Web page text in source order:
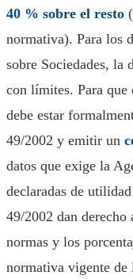
40 % sobre el resto
normativa). Para los
sobre Sociedades, la
con límites. Para que
debe estar
49/2002 y emitir un
datos que exige la
declaradas de
49/2002 dan
normas y los
normativa vigente de